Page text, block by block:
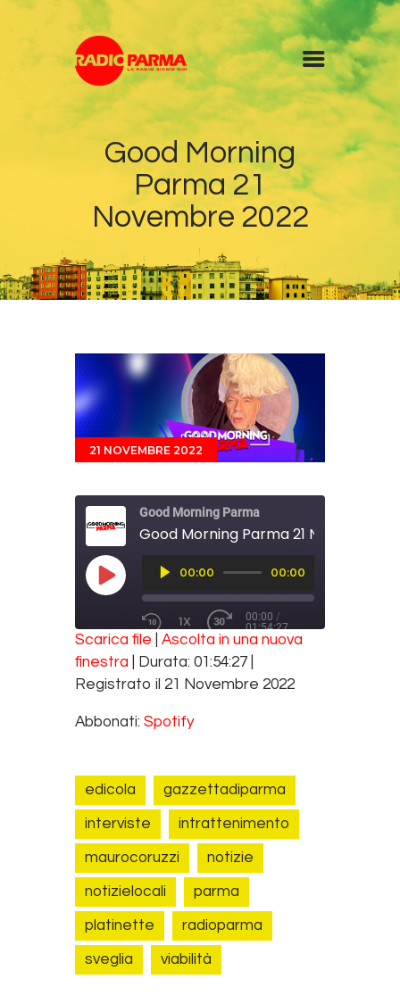
Good Morning
Parma 21
Novembre 2022
Home
Radio
Programmi
News
Contatti
21 NOVEMBRE 2022
Good Morning Parma
Good Morning Parma 21 Novembre
PLAY EPISODE
Player00:00 00:00
REWIND 10 SECONDS
1X
FAST FORWARD 30 SECONDS
00:00 /
01:54:27
SUBSCRIBE SHARE
Spotify
RSS FEED
SHARE
Scarica file
Ascolta in una nuova
finestra
Durata: 01:54:27
Registrato il 21 Novembre 2022
Abbonati: Spotify
edicola gazzettadiparma
interviste intrattenimento
maurocoruzzi notizie
notizielocali parma
platinette radioparma
sveglia viabilità